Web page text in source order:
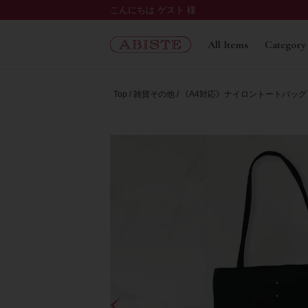
こんにちは ゲスト 様
All Items Category
Top 雑貨その他 《A4対応》ナイロントートバッ